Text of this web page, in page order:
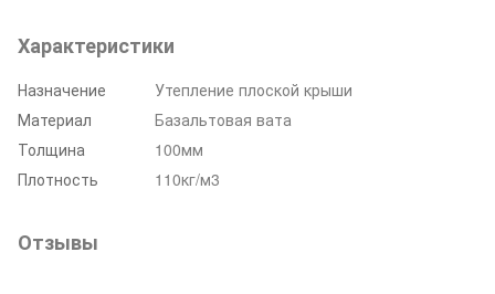
Характеристики
Назначение
Утепление плоской крыши
Материал
Базальтовая вата
Толщина
100мм
Плотность
110кг/м3
Отзывы